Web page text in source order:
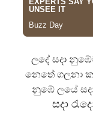
පෙළ
ලදේ සදා
නෙතේ ගලනා
නුඹේ ලයේ
සදා